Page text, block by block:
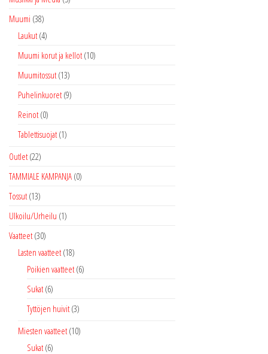
Muumi (38)
Laukut (4)
Muumi korut ja kellot (10)
Muumitossut (13)
Puhelinkuoret (9)
Reinot (0)
Tablettisuojat (1)
Outlet (22)
TAMMIALE KAMPANJA (0)
Tossut (13)
Ulkoilu/Urheilu (1)
Vaatteet (30)
Lasten vaatteet (18)
Poikien vaatteet (6)
Sukat (6)
Tyttöjen huivit (3)
Miesten vaatteet (10)
Sukat (6)